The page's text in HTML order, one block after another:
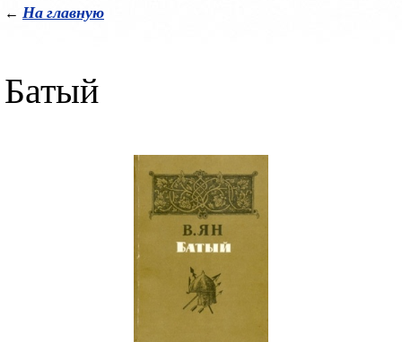
← На главную
Батый